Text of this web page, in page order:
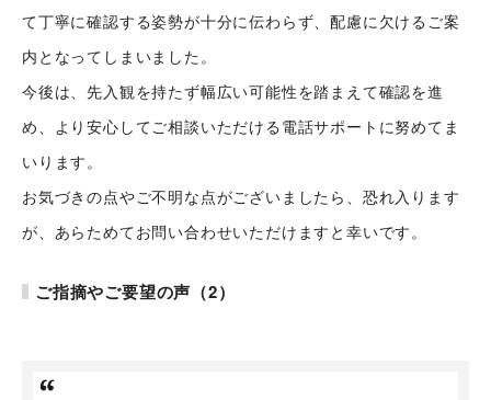
て丁寧に確認する姿勢が十分に伝わらず、配慮に欠けるご案
内となってしまいました。
今後は、先入観を持たず幅広い可能性を踏まえて確認を進
め、より安心してご相談いただける電話サポートに努めてま
いります。
お気づきの点やご不明な点がございましたら、恐れ入ります
が、あらためてお問い合わせいただけますと幸いです。
ご指摘やご要望の声（2）
シナプスの経営理念
数字で見るシナプス
サービス紹介
シナプスの技術
シナプスの技術力
シナプス技術者ブログ
シナプスの仕事と